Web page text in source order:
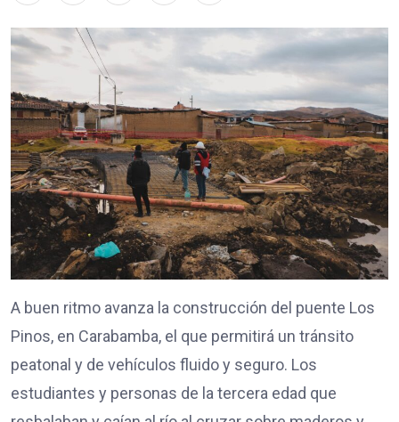
A buen ritmo avanza la construcción del puente Los
Pinos, en Carabamba, el que permitirá un tránsito
peatonal y de vehículos fluido y seguro. Los
estudiantes y personas de la tercera edad que